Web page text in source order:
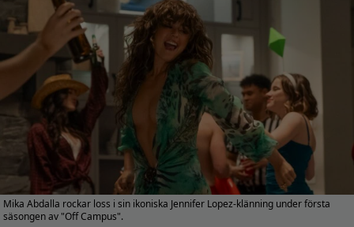
Mika Abdalla rockar loss i sin ikoniska Jennifer Lopez-klänning under första
säsongen av "Off Campus".